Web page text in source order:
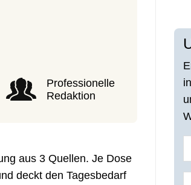
Professionelle
Redaktion
aus 3 Quellen. Je Dose
deckt den Tagesbedarf